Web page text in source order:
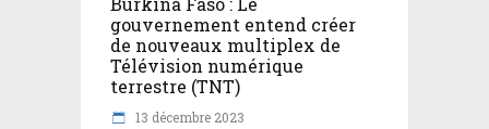
gouvernement entend créer
de nouveaux multiplex de
Télévision numérique
terrestre (TNT)
13 décembre 2023